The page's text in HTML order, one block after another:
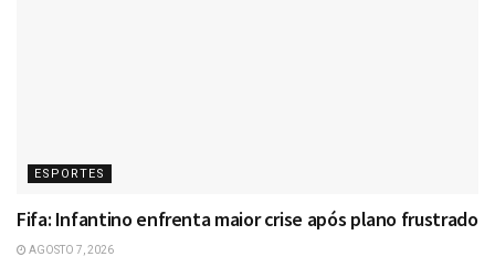
ESPORTES
Fifa: Infantino enfrenta maior crise após plano frustrado
AGOSTO 7, 2026